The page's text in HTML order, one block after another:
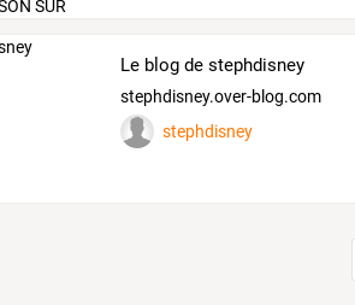
Le blog de stephdisney
stephdisney.over-blog.com
stephdisney